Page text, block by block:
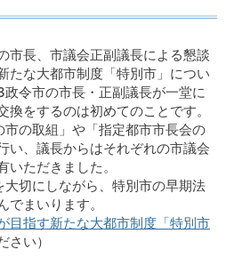
市長、市議会正副議長による懇談
たな大都市制度「特別市」につい
令市の市長・正副議長が一堂に
をするのは初めてのことです。
の取組」や「指定都市市長会の
い、議長からはそれぞれの市議会
ただきました。
切にしながら、特別市の早期法
まいります。
目指す新たな大都市制度「特別市
さい）